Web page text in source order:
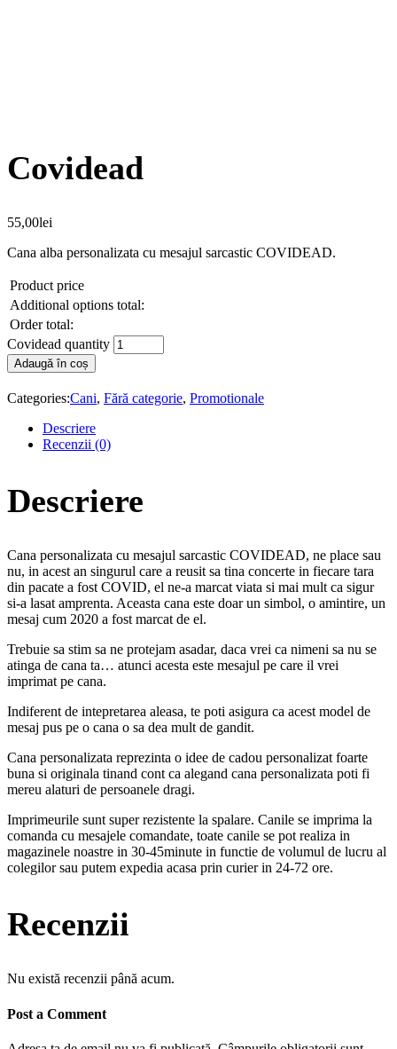
Covidead
55,00lei
Cana alba personalizata cu mesajul sarcastic COVIDEAD.
Product price
Additional options total:
Order total:
Covidead quantity
Adaugă în coș
Categories:Cani, Fără categorie, Promotionale
Descriere
Recenzii (0)
Descriere
Cana personalizata cu mesajul sarcastic COVIDEAD, ne place sau
nu, in acest an singurul care a reusit sa tina concerte in fiecare tara
din pacate a fost COVID, el ne-a marcat viata si mai mult ca sigur
si-a lasat amprenta. Aceasta cana este doar un simbol, o amintire, un
mesaj cum 2020 a fost marcat de el.
Trebuie sa stim sa ne protejam asadar, daca vrei ca nimeni sa nu se
atinga de cana ta… atunci acesta este mesajul pe care il vrei
imprimat pe cana.
Indiferent de intepretarea aleasa, te poti asigura ca acest model de
mesaj pus pe o cana o sa dea mult de gandit.
Cana personalizata reprezinta o idee de cadou personalizat foarte
buna si originala tinand cont ca alegand cana personalizata poti fi
mereu alaturi de persoanele dragi.
Imprimeurile sunt super rezistente la spalare. Canile se imprima la
comanda cu mesajele comandate, toate canile se pot realiza in
magazinele noastre in 30-45minute in functie de volumul de lucru al
colegilor sau putem expedia acasa prin curier in 24-72 ore.
Recenzii
Nu există recenzii până acum.
Post a Comment